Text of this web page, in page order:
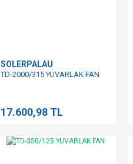
SOLERPALAU
TD-2000/315 YUVARLAK FAN
17.600,98 TL